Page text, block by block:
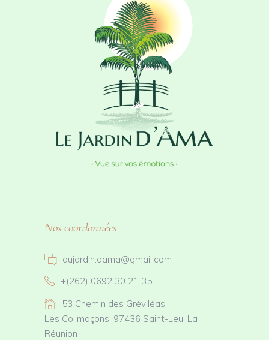
Nos coordonnées
aujardin.dama@gmail.com
+(262) 0692 30 21 35
53 Chemin des Gréviléas
Les Colimaçons, 97436 Saint-Leu, La
Réunion